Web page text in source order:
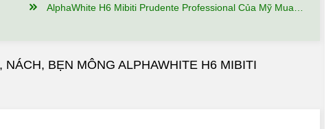
AlphaWhite H6 Mibiti Prudente Professional Của Mỹ Mua hàng tại Giảm Cân An Toàn có ưu đãi gì?
BẸN MÔNG ALPHAWHITE H6 MIBITI